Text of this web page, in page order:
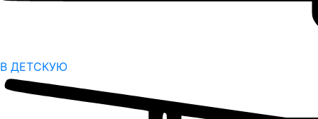
В ДЕТСКУЮ